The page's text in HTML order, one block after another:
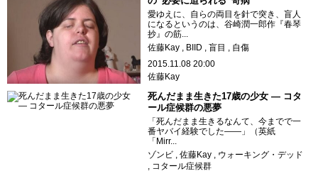
愛ゆえに、自らの両目を針で突き、盲人
になるというのは、谷崎潤一郎作『春琴
抄』の筋...
佐藤Kay
BIID 盲目
自傷
2015.11.08 20:00
佐藤Kay
死んだまま生きた17歳の少女 ― コタ
ール症候群の悪夢
「死んだまま生きるなんて、今までで一
番ヤバイ経験でした――」（英紙
「Mirr...
ゾンビ
佐藤Kay
ウォーキング・デッド
コタール症候群